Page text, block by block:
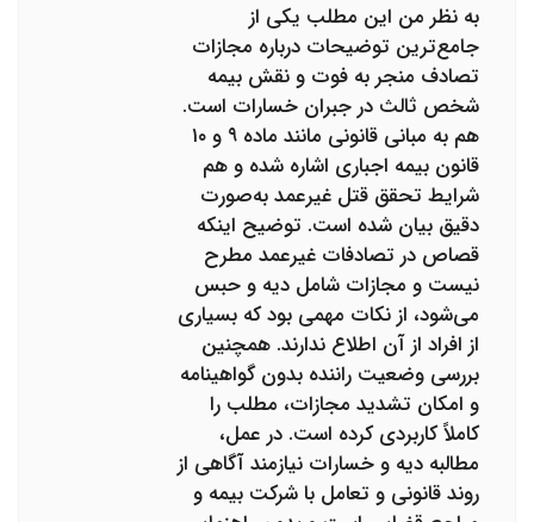
به نظر من این مطلب یکی از
جامع‌ترین توضیحات درباره مجازات
تصادف منجر به فوت و نقش بیمه
شخص ثالث در جبران خسارات است.
هم به مبانی قانونی مانند ماده ۹ و ۱۰
قانون بیمه اجباری اشاره شده و هم
شرایط تحقق قتل غیرعمد به‌صورت
دقیق بیان شده است. توضیح اینکه
قصاص در تصادفات غیرعمد مطرح
نیست و مجازات شامل دیه و حبس
می‌شود، از نکات مهمی بود که بسیاری
از افراد از آن اطلاع ندارند. همچنین
بررسی وضعیت راننده بدون گواهینامه
و امکان تشدید مجازات، مطلب را
کاملاً کاربردی کرده است. در عمل،
مطالبه دیه و خسارات نیازمند آگاهی از
روند قانونی و تعامل با شرکت بیمه و